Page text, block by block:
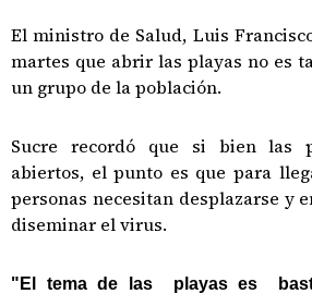
El ministro de Salud, Luis
martes que abrir las playas no es
un grupo de la población.
Sucre recordó que si bien las
abiertos, el punto es que para
personas necesitan desplazarse y
diseminar el virus.
" El tema de las playas es